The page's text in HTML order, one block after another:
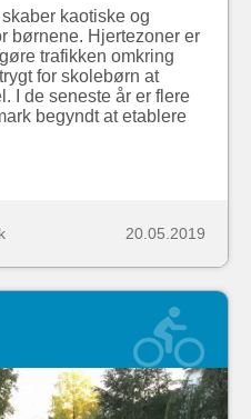
kaotiske og
børnene. Hjertezoner er
trafikken omkring
for skolebørn at
I de seneste år er flere
begyndt at etablere
20.05.2019